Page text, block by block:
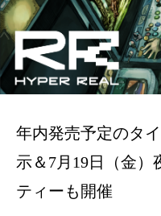
年内発売予定のタ
示＆7月19日（金）
ティーも開催